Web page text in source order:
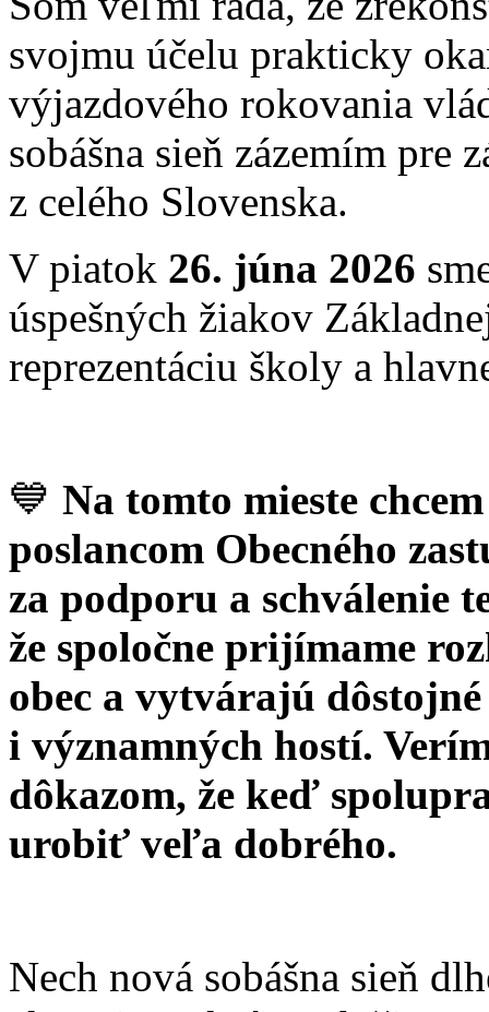
svojmu účelu prakticky
výjazdového rokovania
sobášna sieň zázemím pre
z celého Slovenska.
V piatok 26. júna 2026
úspešných žiakov
reprezentáciu školy a
💙 Na tomto mieste
poslancom Obecného
za podporu a schválenie
že spoločne prijímame
obec a vytvárajú
i významných hostí.
dôkazom, že keď
urobiť veľa dobrého.
Nech nová sobášna sieň